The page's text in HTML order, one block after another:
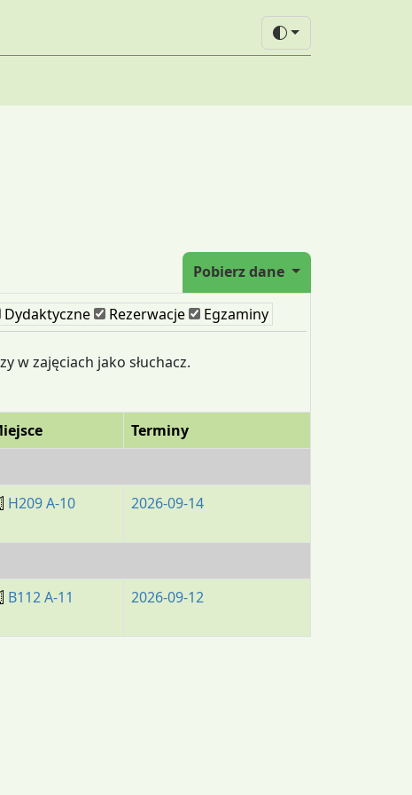
Pobierz dane
Dydaktyczne Rezerwacje Egzaminy
w zajęciach jako słuchacz.
Terminy
H209 A-10 2026-09-14
B112 A-11 2026-09-12